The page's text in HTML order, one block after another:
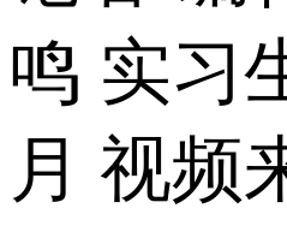
鸣 实习
月 视频